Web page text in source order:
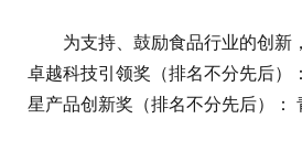
为支持、鼓励食品行业的创新，
卓越科技引领奖（排名不分先后）
星产品创新奖（排名不分先后）：